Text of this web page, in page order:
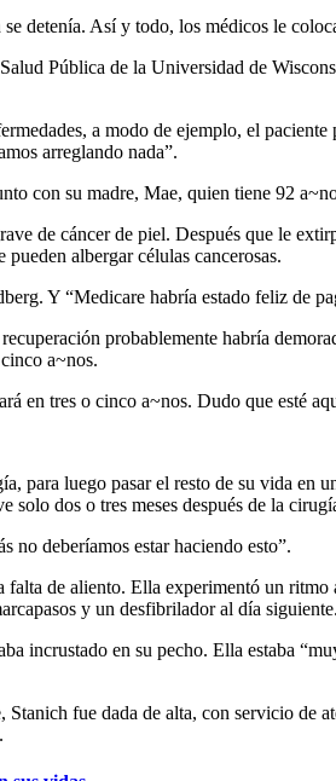
detenía. Así y todo, los médicos le
Pública de la Universidad de
a modo de ejemplo, el
arreglando nada”.
con su madre, Mae, quien tiene 92
de cáncer de piel. Después que le
albergar células cancerosas.
Y “Medicare habría estado feliz de
probablemente habría
a~nos.
en tres o cinco a~nos. Dudo que esté
para luego pasar el resto de su vida en
solo dos o tres meses después de la
no deberíamos estar haciendo esto”.
de aliento. Ella experimentó un
y un desfibrilador al día siguiente.
incrustado en su pecho. Ella estaba
fue dada de alta, con servicio